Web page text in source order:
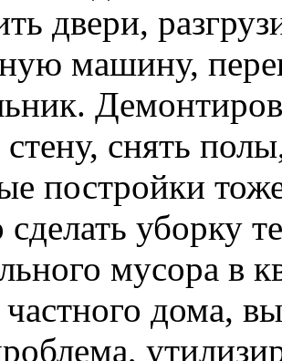
двери,
машину,
стену, снять
постройки
сделать уборку
мусора в
дома,